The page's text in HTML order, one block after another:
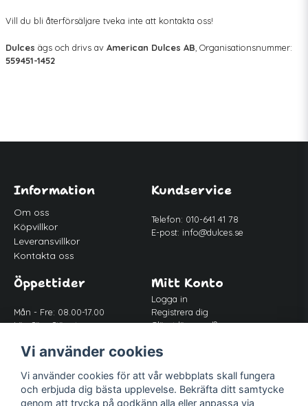
Vill du bli återförsäljare tveka inte att kontakta oss!
Dulces ägs och drivs av American Dulces AB , Organisationsnummer:
559451-1452
Information
Om oss
Köpvillkor
Leveransvillkor
Kontakta oss
Kundservice
Telefon: 010-641 41 78
E-post: info@dulces.se
Öppettider
Mån - Fre: 08.00-17.00
Lör-Sön: Stängt
Mitt Konto
Logga in
Registrera dig
Glömt lösenord?
Följ oss
Facebook
Vi använder cookies
Vi använder cookies för att vår webbplats skall fungera
och erbjuda dig bästa upplevelse. Bekräfta ditt samtycke
genom att trycka på godkänn alla eller anpassa via